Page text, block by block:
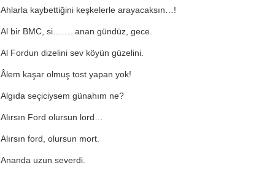
Ahlarla kaybettiğini keşkelerle arayacaksın…!
Al bir BMC, si……. anan gündüz, gece.
Al Fordun dizelini sev köyün güzelini.
Âlem kaşar olmuş tost yapan yok!
Algıda seçiciysem günahım ne?
Alırsın Ford olursun lord…
Alırsın ford, olursun mort.
Ananda uzun severdi.